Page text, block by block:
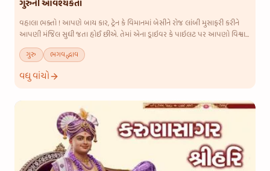
ગુરુની આવશ્યકતા
વહાલા ભક્તો ! આપણે બાય કાર, ટ્રેન કે વિમાનમાં બેસીને રોજ લાંબી મુસાફરી કરીને
આપણી મંજિલ સુધી જતા હોઈ છીએ. તેમાં એના ડ્રાઇવર કે પાઇલટ પર આપણો વિશ્વાસ
અતૂટ હોય છે; પણ આપણે તો ભગવાન સુધી મંજિલ પાર પાડવાન
ગુરુ ભગવદ્ભાવ
વધુ વાંચો